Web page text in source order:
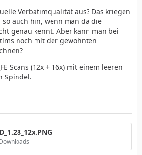
Verbatimqualität aus? Das kriegen
auch hin, wenn man da die
genau kennt. Aber kann man bei
noch mit der gewohnten
Scans (12x + 16x) mit einem leeren
Spindel.